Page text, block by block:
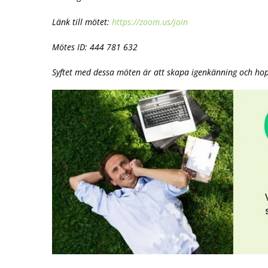
Länk till mötet: https://zoom.us/join
Mötes ID: 444 781 632
Syftet med dessa möten är att skapa igenkänning och